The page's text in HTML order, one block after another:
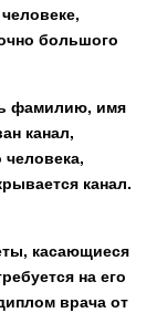
большого
фамилию, имя
канал,
канал.
касающиеся
на его
врача от